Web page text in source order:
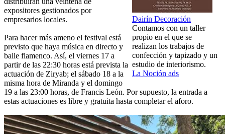
Dairín Decoración
Contamos con un taller
propio en el que se
realizan los trabajos de
confección y tapizado y un
estudio de interiorismo.
La Noción ads
expositores gestionados por
empresarios locales.
Para hacer más ameno el festival está
previsto que haya música en directo y
baile flamenco. Así, el viernes 17 a
partir de las 22:30 horas está prevista la
actuación de Ziryab; el sábado 18 a la
misma hora de Miranda y el domingo
19 a las 23:00 horas, de Francis León. Por supuesto, la entrada a
estas actuaciones es libre y gratuita hasta completar el aforo.